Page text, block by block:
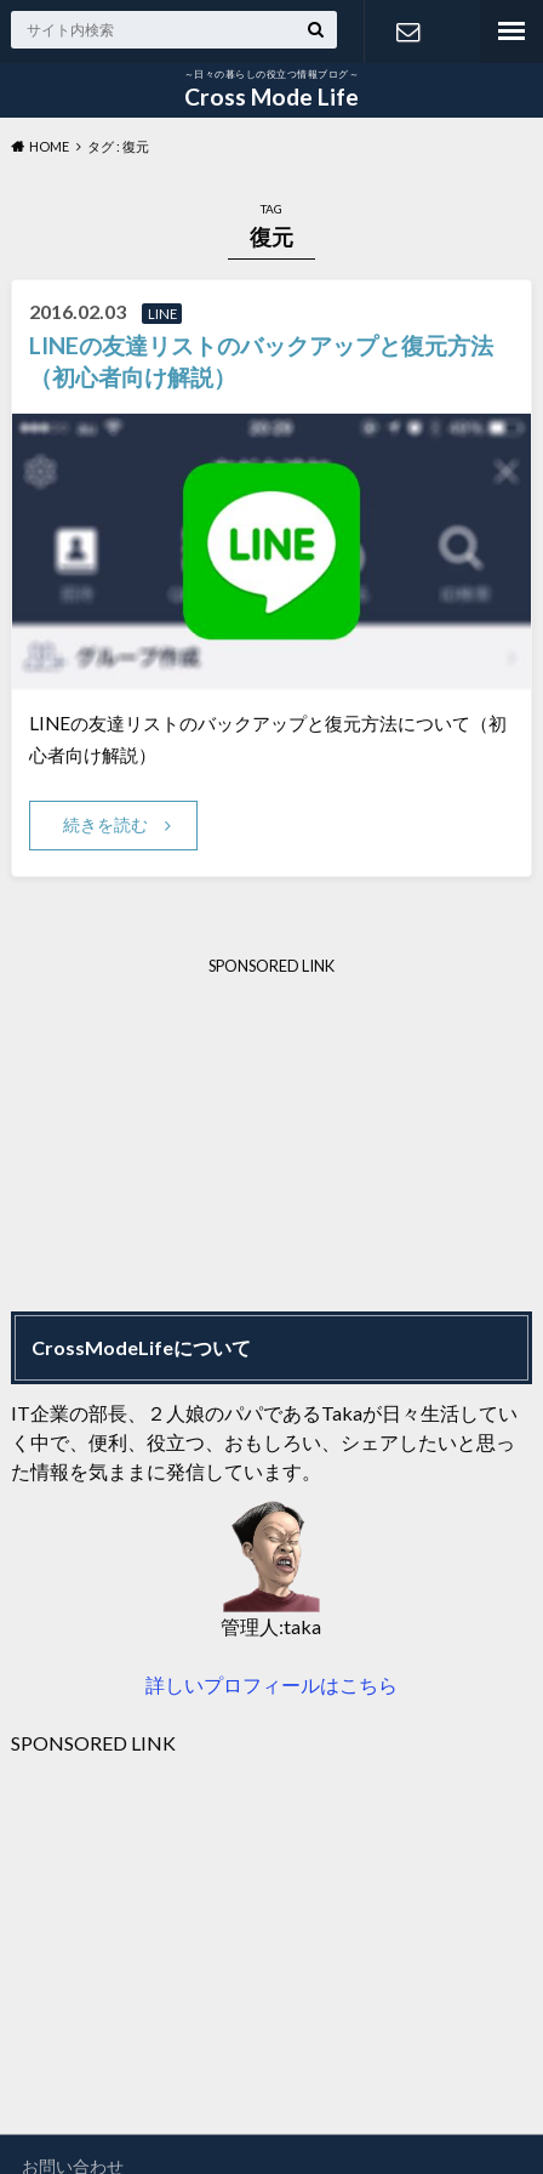
～日々の暮らしの役立つ情報ブログ～
Cross Mode Life
HOME タグ : 復元
TAG
復元
2016.02.03 LINE
LINEの友達リストのバックアップと復元方法
（初心者向け解説）
LINEの友達リストのバックアップと復元方法について（初
心者向け解説）
続きを読む
SPONSORED LINK
CrossModeLifeについて
IT企業の部長、２人娘のパパであるTakaが日々生活してい
く中で、便利、役立つ、おもしろい、シェアしたいと思っ
た情報を気ままに発信しています。
管理人:taka
詳しいプロフィールはこちら
SPONSORED LINK
お問い合わせ